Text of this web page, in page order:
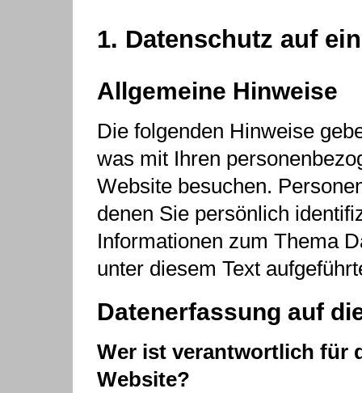
1. Datenschutz auf
Allgemeine Hinweise
Die folgenden Hinweise
was mit Ihren
Website besuchen.
denen Sie persönlich
Informationen zum Thema
unter diesem Text
Datenerfassung auf
Wer ist verantwortlich für
Website?